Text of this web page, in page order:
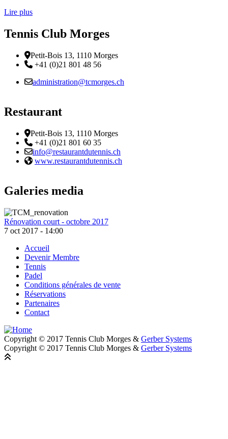
Lire plus
Tennis Club Morges
Adresse
Petit-Bois 13, 1110 Morges
Téléphone:
+41 (0)21 801 48 56
Email :
administration@tcmorges.ch
Restaurant
Adresse
Petit-Bois 13, 1110 Morges
Téléphone:
+41 (0)21 801 60 35
Email :
info@restaurantdutennis.ch
Site web:
www.restaurantdutennis.ch
Galeries media
Rénovation court - octobre 2017
7 oct 2017 - 14:00
Footer
Accueil
Devenir Membre
Tennis
Padel
Conditions générales de vente
Réservations
Partenaires
Contact
Copyright © 2017 Tennis Club Morges & Gerber Systems
Copyright © 2017 Tennis Club Morges & Gerber Systems